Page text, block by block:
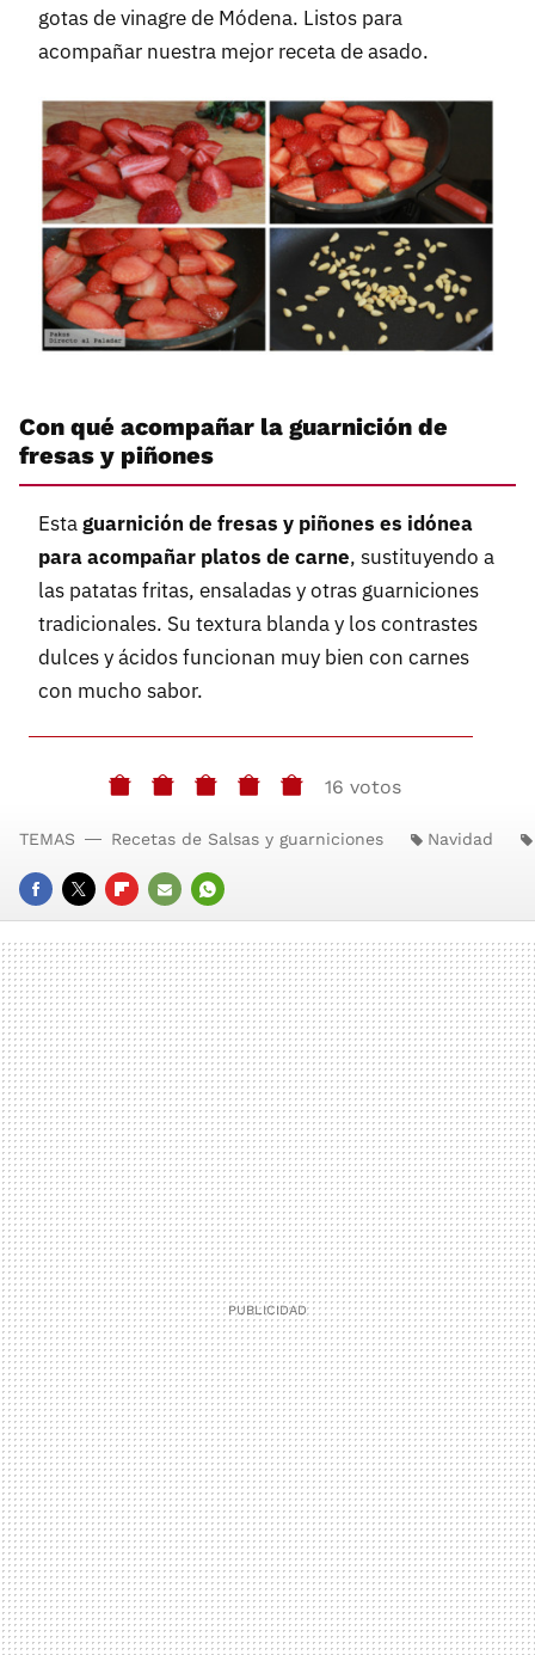
gotas de vinagre de Módena. Listos para
acompañar nuestra mejor receta de asado.
Con qué acompañar la guarnición de
fresas y piñones
Estaguarnición de fresas y piñones es idónea
para acompañar platos de carne, sustituyendo a
las patatas fritas, ensaladas y otras guarniciones
tradicionales. Su textura blanda y los contrastes
dulces y ácidos funcionan muy bien con carnes
con mucho sabor.
16 votos
FACEBOOK
TWITTERFLIPBOARD
E-
MAIL
WHATSAPP
TEMAS Recetas de Salsas y guarniciones Navidad